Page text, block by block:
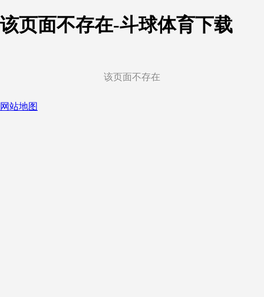
该页面不存在-斗球体育下载
该页面不存在
网站地图